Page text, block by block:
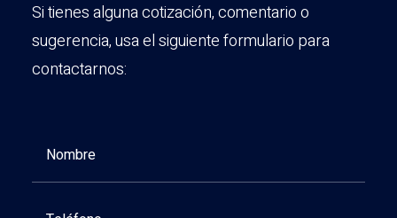
Si tienes alguna cotización, comentario o
sugerencia, usa el siguiente formulario para
contactarnos: